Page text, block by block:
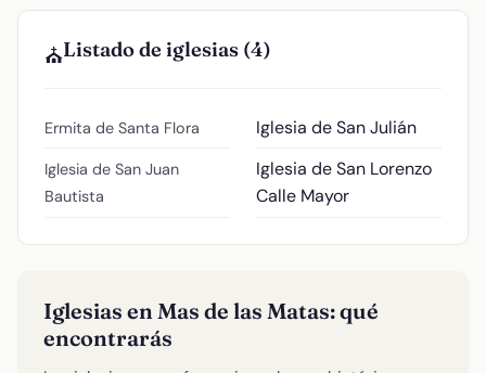
⛪Listado de iglesias (4)
Ermita de Santa Flora
Iglesia de San Juan
Bautista
Iglesia de San Julián
Iglesia de San Lorenzo
Calle Mayor
Iglesias en Mas de las Matas: qué
encontrarás